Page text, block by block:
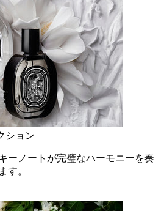
ション
ーノートが完璧なハーモニーを奏
す。